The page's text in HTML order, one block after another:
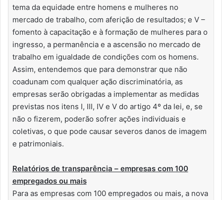
tema da equidade entre homens e mulheres no
mercado de trabalho, com aferição de resultados; e V –
fomento à capacitação e à formação de mulheres para o
ingresso, a permanência e a ascensão no mercado de
trabalho em igualdade de condições com os homens.
Assim, entendemos que para demonstrar que não
coadunam com qualquer ação discriminatória, as
empresas serão obrigadas a implementar as medidas
previstas nos itens I, III, IV e V do artigo 4º da lei, e, se
não o fizerem, poderão sofrer ações individuais e
coletivas, o que pode causar severos danos de imagem
e patrimoniais.
Relatórios de transparência – empresas com 100
empregados ou mais
Para as empresas com 100 empregados ou mais, a nova